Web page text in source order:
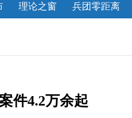
理论之窗
兵团零距离
件4.2万余起